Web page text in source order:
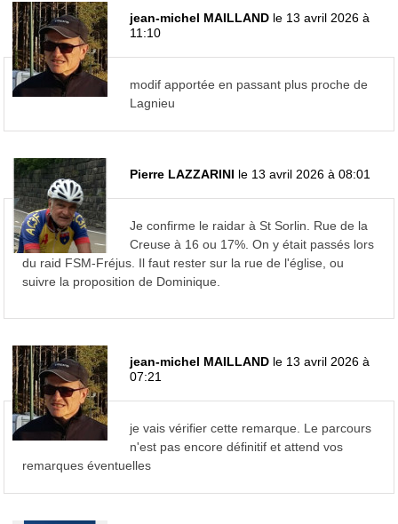
jean-michel MAILLAND le 13 avril 2026 à
11:10
modif apportée en passant plus proche de
Lagnieu
Pierre LAZZARINI le 13 avril 2026 à 08:01
Je confirme le raidar à St Sorlin. Rue de la
Creuse à 16 ou 17%. On y était passés lors
du raid FSM-Fréjus. Il faut rester sur la rue de l'église, ou
suivre la proposition de Dominique.
jean-michel MAILLAND le 13 avril 2026 à
07:21
je vais vérifier cette remarque. Le parcours
n'est pas encore définitif et attend vos
remarques éventuelles